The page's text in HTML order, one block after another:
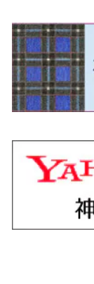
H24/5～R1/10（後期）
H18/6～H24/5（前期
H24/5～R1/10（後期
オーリス
H24/8～H30/3
カムリ
H24/5～ 160系
カローラ・クロス
カローラ・スポーツ
H22/6～R2/6 F15
スカイライン
H13/6～H18/11
H26/2～ V37
スカイライン・ク
H11/6～H16/10
H1/6～H11/6 Y30
セレナ
H22/11～H28/9
H22/4～H30/3
プレオプラス
H24/12～H29/5
レヴォーグ
H15/6～R2/8
レガシィアウトバ
H15/10～ BP/BR/
レガシィツーリン
H19/7～R1/7 DE/
ビアンテ
H20/7～30/3 CC
ファミリア バン
H30/6～ 160系
H24/10～ MJ系
フレアクロスオー
H26/1～ MS系
H18/12～ L275/
ミラ・イース
H23/9～ LA300
ミラ・ココア
H30/6～ LA550/
ムーヴ
H26/12～R5/7
ムーヴキャンバス
H14/1～ JB43/
H22/9～ スイフト
H23/12～
スペーシア/スペ
H25/3～R5/11
R5/11～ MK54S
スペーシアベース
H23/1～H27/8
H27/8～R2/12
ハスラー
H26/1～ MR系
H23/3～ MB系
デリカＤ：３
H23/10～H31/4
デリカＤ：５
R5/5～ B30系/BA
パジェロ
H18/10～R1/8 7
H27/4～R3/12
WR-V
R6/3～ DG5
ZR-V
H11/6～H30/7
H21/12～R3/4 ト
アコード・アコー
H25/6～R2/2 CR
H21/10～H30/3
H30/3～ AW系
H25/10～R3/10
Ｖクラス
H27/4～